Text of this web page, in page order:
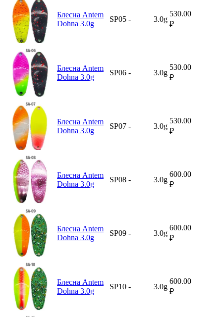
Блесна Antem
Dohna 3.0g
SP05 - 3.0g
530.00
₽
Блесна Antem
Dohna 3.0g
SP06 - 3.0g
530.00
₽
Блесна Antem
Dohna 3.0g
SP07 - 3.0g
530.00
₽
Блесна Antem
Dohna 3.0g
SP08 - 3.0g
600.00
₽
Блесна Antem
Dohna 3.0g
SP09 - 3.0g
600.00
₽
Блесна Antem
Dohna 3.0g
SP10 - 3.0g
600.00
₽